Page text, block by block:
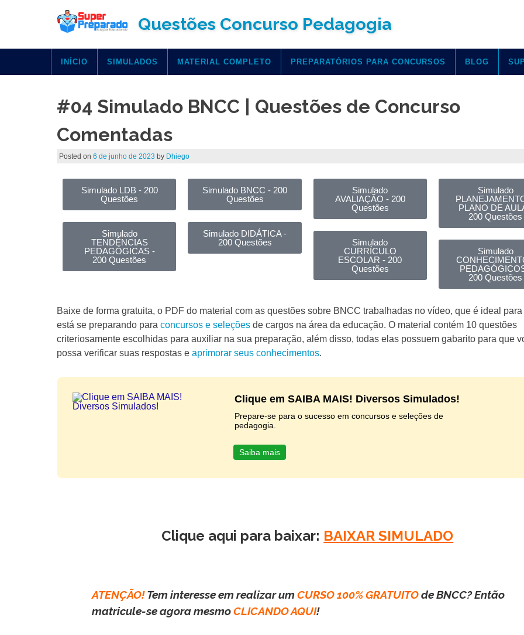
Questões Concurso Pedagogia
INÍCIO SIMULADOS MATERIAL COMPLETO PREPARATÓRIOS PARA CONCURSOS BLOG
#04 Simulado BNCC | Questões de Concurso
Comentadas
Posted on 6 de junho de 2023 by Dhiego
Simulado LDB - 200
Questões
Simulado
TENDÊNCIAS
PEDAGÓGICAS -
200 Questões
Simulado BNCC - 200
Questões
Simulado DIDÁTICA -
200 Questões
Simulado
AVALIAÇÃO - 200
Questões
Simulado
CURRÍCULO
ESCOLAR - 200
Questões
Simulado
PLANO DE
200 Questões
Simulado
200 Questões
Baixe de forma gratuita, o PDF do material com as questões sobre BNCC trabalhadas no vídeo, que é ideal
está se preparando para concursos e seleções de cargos na área da educação. O material contém 10 questões
criteriosamente escolhidas para auxiliar na sua preparação, além disso, todas elas possuem gabarito para que
possa verificar suas respostas e aprimorar seus conhecimentos.
Clique em SAIBA MAIS! Diversos Simulados!
Prepare-se para o sucesso em concursos e seleções de
pedagogia.
Saiba mais
Clique aqui para baixar: BAIXAR SIMULADO
ATENÇÃO!Tem interesse em realizar umCURSO 100% GRATUITOde BNCC? Então
matricule-se agora mesmoCLICANDO AQUI!